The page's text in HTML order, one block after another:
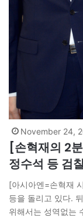
November 24,
[손혁재의 2
정수석 등 검
[아시아엔=손혁재
등을 돌리고 있다.
위해서는 성역없는